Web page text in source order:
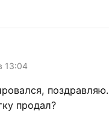
13:04
поздравляю.
продал?